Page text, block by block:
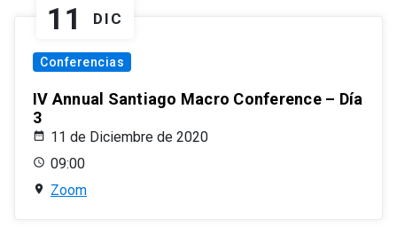
11 DIC
Conferencias
IV Annual Santiago Macro Conference – Día
3
11 de Diciembre de 2020
09:00
Zoom